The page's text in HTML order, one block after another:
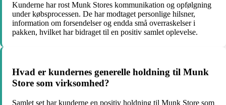
Kunderne har rost Munk Stores kommunikation og opfølgning
under købsprocessen. De har modtaget personlige hilsner,
information om forsendelser og endda små overraskelser i
pakken, hvilket har bidraget til en positiv samlet oplevelse.
Hvad er kundernes generelle holdning til Munk
Store som virksomhed?
Samlet set har kunderne en positiv holdning til Munk Store som